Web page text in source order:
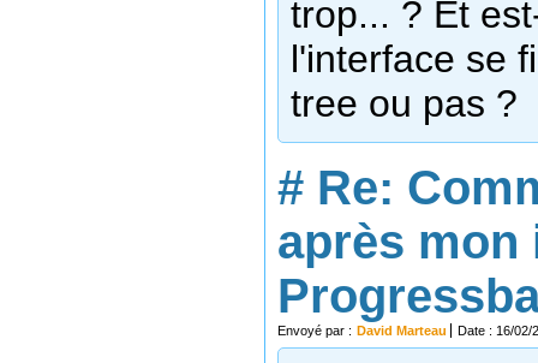
trop... ? Et
l'interface se
tree ou pas ?
# Re:
après mon
Envoyé par : David Marteau Date : 16/02/